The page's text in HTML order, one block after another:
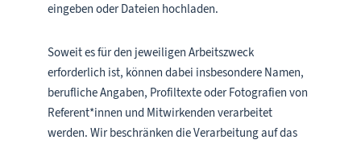
eingeben oder Dateien hochladen.
Soweit es für den jeweiligen Arbeitszweck
erforderlich ist, können dabei insbesondere Namen,
berufliche Angaben, Profiltexte oder Fotografien von
Referent*innen und Mitwirkenden verarbeitet
werden. Wir beschränken die Verarbeitung auf das